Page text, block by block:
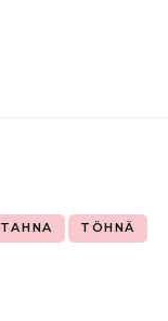
TAHNA TÖHNÄ